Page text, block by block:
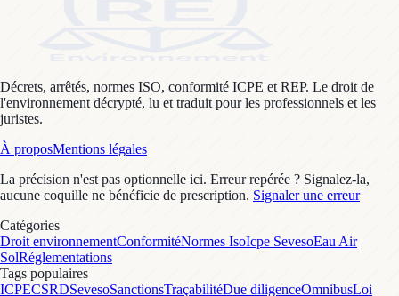
Décrets, arrêtés, normes ISO, conformité ICPE et REP. Le droit de
l'environnement décrypté, lu et traduit pour les professionnels et les
juristes.
À proposMentions légales
La précision n'est pas optionnelle ici. Erreur repérée ? Signalez-la,
aucune coquille ne bénéficie de prescription. Signaler une erreur
Catégories
Droit environnementConformitéNormes IsoIcpe SevesoEau Air
SolRéglementations
Tags populaires
ICPECSRDSevesoSanctionsTraçabilitéDue diligenceOmnibusLoi